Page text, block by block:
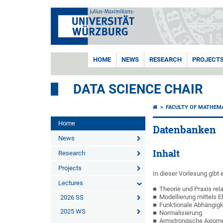
HOME NEWS RESEARCH
DATA SCIENCE CHAIR
Home
News
Research
Projects
Lectures
2026 SS
2025 WS
FACULTY OF
Datenbanken
Inhalt
In dieser Vorlesung gibt
Theorie und Praxis
Modellierung mittels
Funktionale
Normalisierung
Armstrongsche